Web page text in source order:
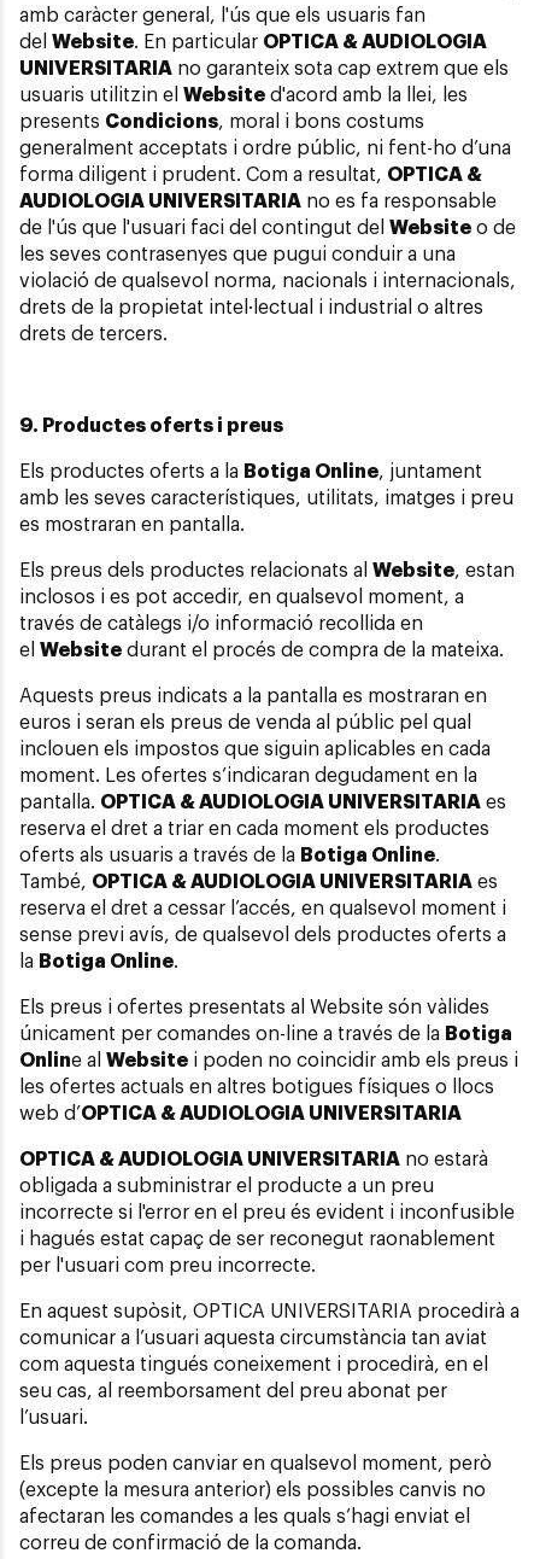
amb caràcter general, l'ús que els usuaris fan
del Website. En particular OPTICA & AUDIOLOGIA
UNIVERSITARIA no garanteix sota cap extrem que els
usuaris utilitzin el Website d'acord amb la llei, les
presents Condicions, moral i bons costums
generalment acceptats i ordre públic, ni fent-ho d’una
forma diligent i prudent. Com a resultat, OPTICA &
AUDIOLOGIA UNIVERSITARIA no es fa responsable
de l'ús que l'usuari faci del contingut del Website o de
les seves contrasenyes que pugui conduir a una
violació de qualsevol norma, nacionals i internacionals,
drets de la propietat intel·lectual i industrial o altres
drets de tercers.
9. Productes oferts i preus
Els productes oferts a la Botiga Online, juntament
amb les seves característiques, utilitats, imatges i preu
es mostraran en pantalla.
Els preus dels productes relacionats al Website, estan
inclosos i es pot accedir, en qualsevol moment, a
través de catàlegs i/o informació recollida en
el Website durant el procés de compra de la mateixa.
Aquests preus indicats a la pantalla es mostraran en
euros i seran els preus de venda al públic pel qual
inclouen els impostos que siguin aplicables en cada
moment. Les ofertes s’indicaran degudament en la
pantalla. OPTICA & AUDIOLOGIA UNIVERSITARIA es
reserva el dret a triar en cada moment els productes
oferts als usuaris a través de la Botiga Online.
També, OPTICA & AUDIOLOGIA UNIVERSITARIA es
reserva el dret a cessar l’accés, en qualsevol moment i
sense previ avís, de qualsevol dels productes oferts a
la Botiga Online.
Els preus i ofertes presentats al Website són vàlides
únicament per comandes on-line a través de la Botiga
Online al Website i poden no coincidir amb els preus i
les ofertes actuals en altres botigues físiques o llocs
web d’OPTICA & AUDIOLOGIA UNIVERSITARIA
OPTICA & AUDIOLOGIA UNIVERSITARIA no estarà
obligada a subministrar el producte a un preu
incorrecte si l'error en el preu és evident i inconfusible
i hagués estat capaç de ser reconegut raonablement
per l'usuari com preu incorrecte.
En aquest supòsit, OPTICA UNIVERSITARIA procedirà a
comunicar a l’usuari aquesta circumstància tan aviat
com aquesta tingués coneixement i procedirà, en el
seu cas, al reemborsament del preu abonat per
l’usuari.
Els preus poden canviar en qualsevol moment, però
(excepte la mesura anterior) els possibles canvis no
afectaran les comandes a les quals s’hagi enviat el
correu de confirmació de la comanda.